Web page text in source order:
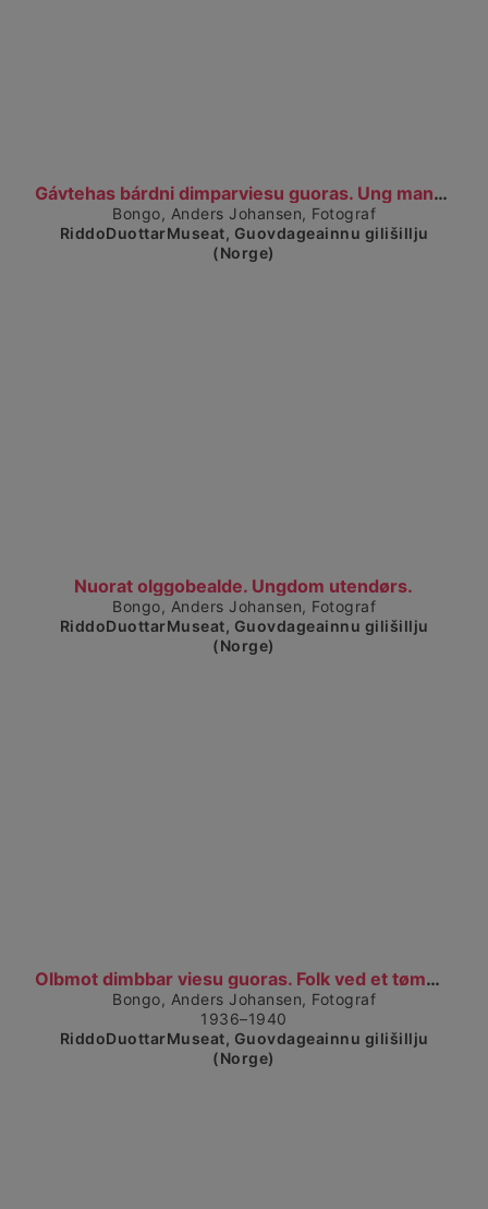
Gávtehas bárdni dimparviesu guoras. Ung mann foran...
Visa detaljerad vy
Bongo, Anders Johansen, Fotograf
RiddoDuottarMuseat, Guovdageainnu gilišillju
(Norge)
Nuorat olggobealde. Ungdom utendørs.
Visa detaljerad vy
Bongo, Anders Johansen, Fotograf
RiddoDuottarMuseat, Guovdageainnu gilišillju
(Norge)
Olbmot dimbbar viesu guoras. Folk ved et tømmerhus...
Visa detaljerad vy
Bongo, Anders Johansen, Fotograf
1936–1940
RiddoDuottarMuseat, Guovdageainnu gilišillju
(Norge)